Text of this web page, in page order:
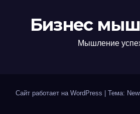
Бизнес
Мышление
Сайт работает на WordPress Тема: